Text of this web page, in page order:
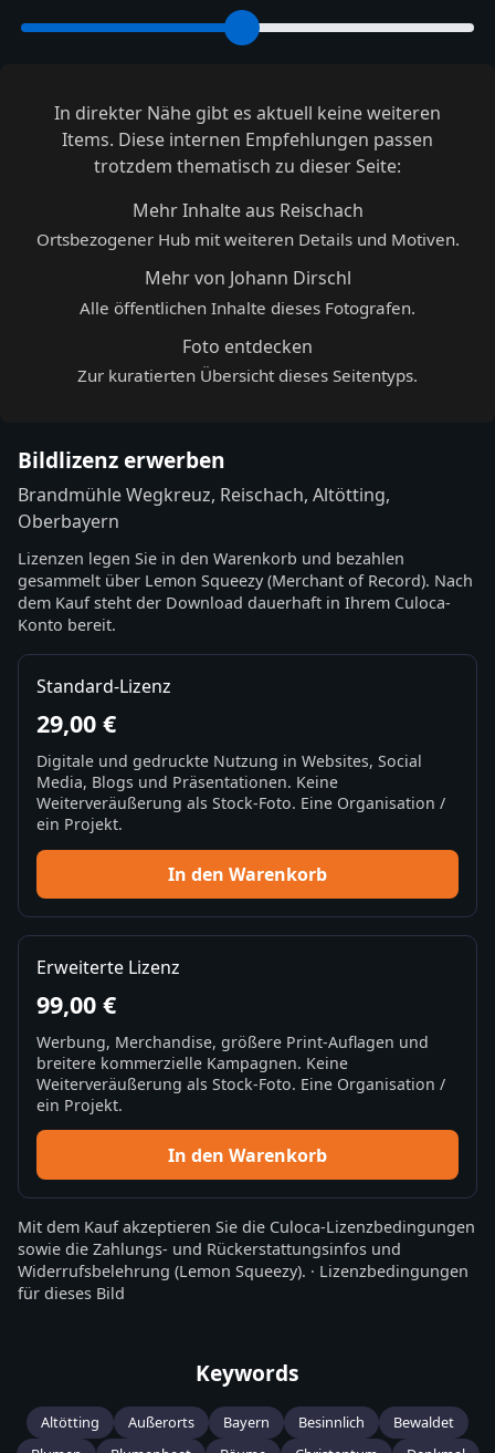
In direkter Nähe gibt es aktuell keine weiteren
Items. Diese internen Empfehlungen passen
trotzdem thematisch zu dieser Seite:
Mehr Inhalte aus Reischach
Ortsbezogener Hub mit weiteren Details und Motiven.
Mehr von Johann Dirschl
Alle öffentlichen Inhalte dieses Fotografen.
Foto entdecken
Zur kuratierten Übersicht dieses Seitentyps.
Bildlizenz erwerben
Brandmühle Wegkreuz, Reischach, Altötting,
Oberbayern
Lizenzen legen Sie in den Warenkorb und bezahlen
gesammelt über Lemon Squeezy (Merchant of Record). Nach
dem Kauf steht der Download dauerhaft in Ihrem Culoca-
Konto bereit.
Standard-Lizenz
29,00 €
Digitale und gedruckte Nutzung in Websites, Social
Media, Blogs und Präsentationen. Keine
Weiterveräußerung als Stock-Foto. Eine Organisation /
ein Projekt.
In den Warenkorb
Erweiterte Lizenz
99,00 €
Werbung, Merchandise, größere Print-Auflagen und
breitere kommerzielle Kampagnen. Keine
Weiterveräußerung als Stock-Foto. Eine Organisation /
ein Projekt.
In den Warenkorb
Mit dem Kauf akzeptieren Sie die Culoca-Lizenzbedingungen
sowie die Zahlungs- und Rückerstattungsinfos und
Widerrufsbelehrung (Lemon Squeezy). · Lizenzbedingungen
für dieses Bild
Keywords
Altötting Außerorts Bayern Besinnlich
Bewaldet